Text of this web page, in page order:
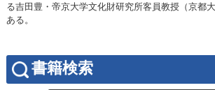
る吉田豊・帝京大学文化財研究所客員教授（京都
ある。
書籍検索